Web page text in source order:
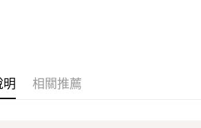
明 相關推薦